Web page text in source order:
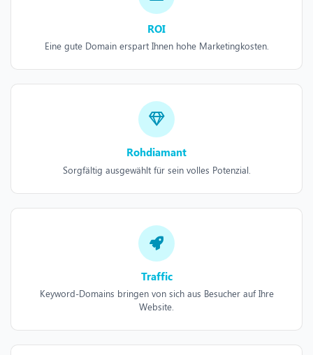
ROI
Eine gute Domain erspart Ihnen hohe Marketingkosten.
Rohdiamant
Sorgfältig ausgewählt für sein volles Potenzial.
Traffic
Keyword-Domains bringen von sich aus Besucher auf Ihre
Website.